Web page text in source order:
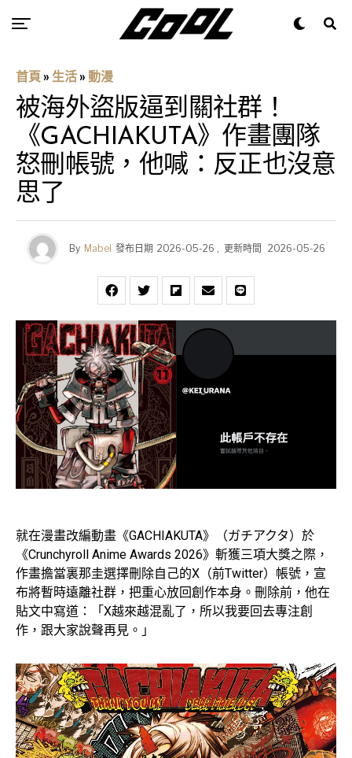
首頁 » 生活 » 動漫
被海外盜版逼到關社群！
《GACHIAKUTA》作畫團隊
怒刪帳號，他喊：反正也沒意
思了
By Mabel 發布日期 2026-05-26 , 更新時間 2026-05-26
就在漫畫改編動畫《GACHIAKUTA》（ガチアクタ）於
《Crunchyroll Anime Awards 2026》斬獲三項大獎之際，
作畫擔當裏那圭選擇刪除自己的X（前Twitter）帳號，宣
布將暫時遠離社群，把重心放回創作本身。刪除前，他在
貼文中寫道：「X越來越混亂了，所以我要回去專注創
作，跟大家說聲再見。」